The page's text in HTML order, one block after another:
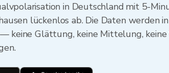
in Deutschland mit 5-
lückenlos ab. Die Daten werden
Glättung, keine Mittelung, keine